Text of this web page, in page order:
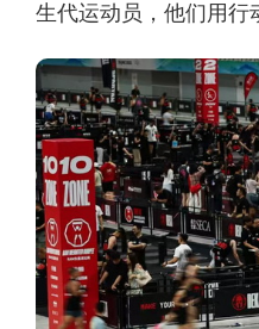
生代运动员，他们用行